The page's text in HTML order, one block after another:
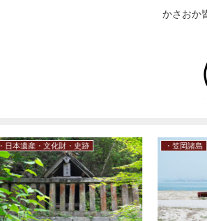
かさおか
・笠岡諸島 笠岡観光